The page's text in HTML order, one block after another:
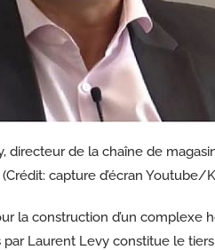
directeur de la chaîne de
capture d’écran Youtube/
la construction d’un complexe
par Laurent Levy constitue le